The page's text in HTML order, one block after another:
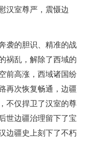
汉室尊严，震慑边
的胆识、精准的战
祸乱，解除了西域的
前高涨，西域诸国纷
再次恢复畅通，边疆
不仅捍卫了汉室的尊
世边疆治理留下了宝
边疆史上刻下了不朽